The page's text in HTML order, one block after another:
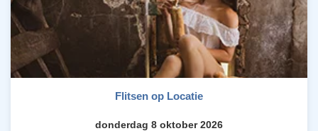
Flitsen op Locatie
donderdag 8 oktober 2026